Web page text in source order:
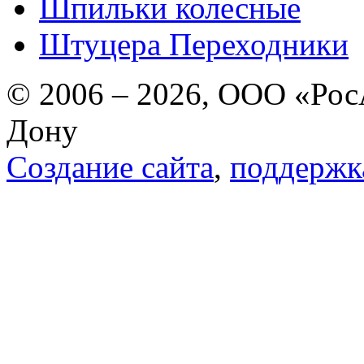
Шпильки колесные
Штуцера Переходники
© 2006 – 2026, ООО
Дону
Создание сайта,